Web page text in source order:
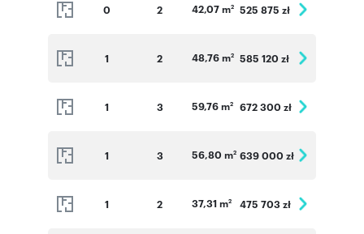
0 2 42,07 m2 525 875 zł
1 2 48,76 m2 585 120 zł
1 3 59,76 m2 672 300 zł
1 3 56,80 m2 639 000 zł
1 2 37,31 m2 475 703 zł